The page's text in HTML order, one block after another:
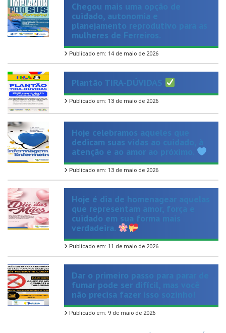
planejamento reprodutivo para as
mulheres de Ferreiros.
Publicado em: 14 de maio de 2026
Plantão TIRA-DÚVIDAS
Publicado em: 13 de maio de 2026
Hoje celebramos aqueles que
dedicam suas vidas ao cuidado, à
atenção e ao amor ao próximo.
Publicado em: 13 de maio de 2026
Hoje é dia de homenagear aquelas
que representam amor, força e
cuidado em sua forma mais
verdadeira.
Publicado em: 11 de maio de 2026
Dar o primeiro passo para parar de
fumar pode ser difícil, mas você
não precisa fazer isso sozinho!
Publicado em: 9 de maio de 2026
VER TODAS NOTÍCIAS